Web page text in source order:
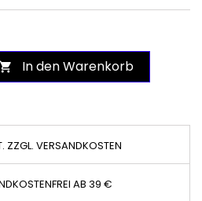
 In den Warenkorb
ZZGL. VERSANDKOSTEN
AB 39 €